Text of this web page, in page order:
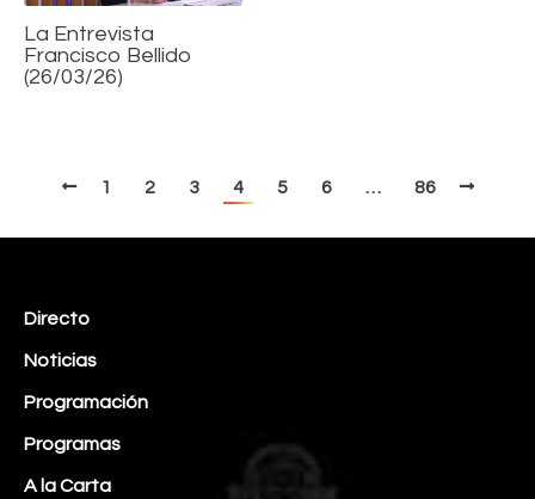
La Entrevista
Francisco Bellido
(26/03/26)
1 2 3 4 5 6 … 86
Directo
Noticias
Programación
Programas
A la Carta